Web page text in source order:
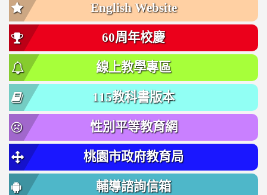
English Website
60周年校慶
線上教學專區
115教科書版本
性別平等教育網
桃園市政府教育局
輔導諮詢信箱